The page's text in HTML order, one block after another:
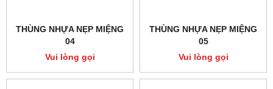
THÙNG NHỰA NẸP MIỆNG
04
Vui lòng gọi
THÙNG NHỰA NẸP MIỆNG
05
Vui lòng gọi